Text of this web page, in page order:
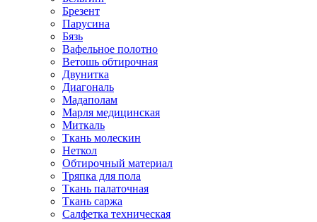
Брезент
Парусина
Бязь
Вафельное полотно
Ветошь обтирочная
Двунитка
Диагональ
Мадаполам
Марля медицинская
Миткаль
Ткань молескин
Неткол
Обтирочный материал
Тряпка для пола
Ткань палаточная
Ткань саржа
Салфетка техническая